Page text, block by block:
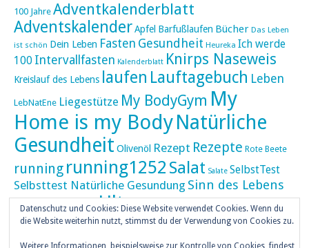
100 Jahre Adventkalenderblatt
AdventskalenderApfel Barfußlaufen Bücher Das Leben
ist schön Dein Leben Fasten Gesundheit Heureka Ich werde
100 Intervallfasten Kalenderblatt Knirps Naseweis
Kreislauf des Lebens laufen Lauftagebuch Leben
LebNatEne Liegestütze My BodyGym My
Home is my Body Natürliche
Gesundheit Olivenöl Rezept Rezepte Rote Beete
running running1252 Salat Salate SelbstTest
Selbsttest Natürliche Gesundung Sinn des Lebens
Skaten Tageskalender UltraUltramarathon
umZEITZUerLEBEN Weihnachten
Datenschutz und Cookies: Diese Website verwendet Cookies. Wenn du
die Website weiterhin nutzt, stimmst du der Verwendung von Cookies zu.